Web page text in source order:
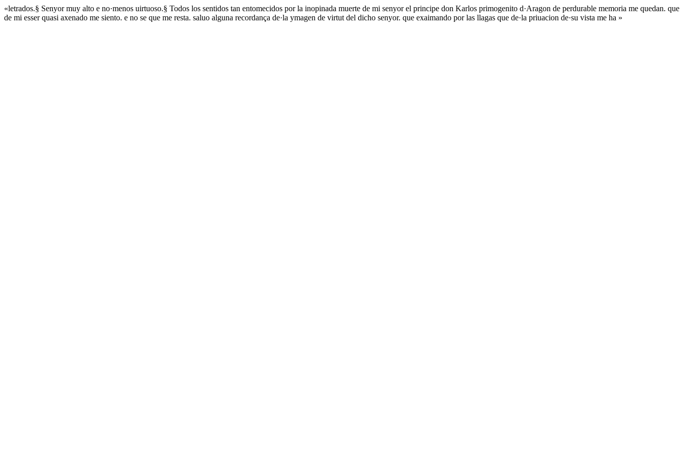
«letrados.§ Senyor muy alto e no·menos uirtuoso.§ Todos los sentidos tan entomecidos por la inopinada muerte de mi senyor el principe don Karlos primogenito d·Aragon de perdurable memoria me quedan. que
de mi esser quasi axenado me siento. e no se que me resta. saluo alguna recordança de·la ymagen de virtut del dicho senyor. que exaimando por las llagas que de·la priuacion de·su vista me ha »